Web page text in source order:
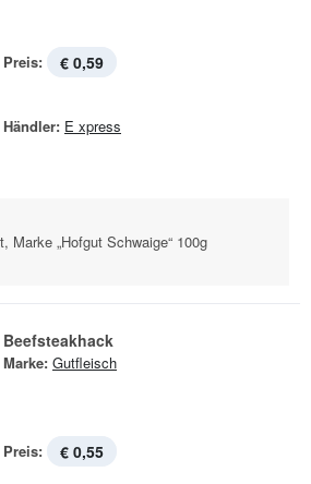
Preis: € 0,59
Händler: E xpress
Marke „Hofgut Schwaige“ 100g
Beefsteakhack
Marke: Gutfleisch
Preis: € 0,55